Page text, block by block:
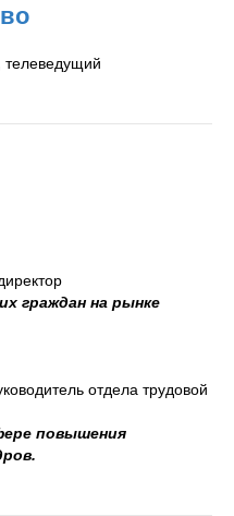
телеведущий
директор
граждан на рынке
отдела трудовой
повышения